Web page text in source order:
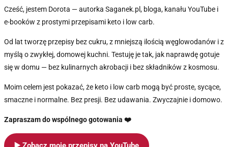
Cześć, jestem Dorota — autorka Saganek.pl, bloga, kanału YouTube i
e-booków z prostymi przepisami keto i low carb.
Od lat tworzę przepisy bez cukru, z mniejszą ilością węglowodanów i z
myślą o zwykłej, domowej kuchni. Testuję je tak, jak naprawdę gotuje
się w domu — bez kulinarnych akrobacji i bez składników z kosmosu.
Moim celem jest pokazać, że keto i low carb mogą być proste, sycące,
smaczne i normalne. Bez presji. Bez udawania. Zwyczajnie i domowo.
Zapraszam do wspólnego gotowania ❤️